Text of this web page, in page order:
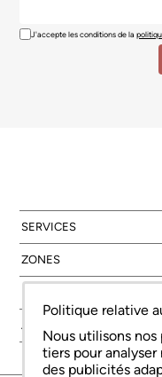
J'accepte les conditions de la
SERVICES
ZONES
NOUVELLE
À PROPOS DE NOUS
Politique relative
Nous utilisons
tiers pour
des publicités